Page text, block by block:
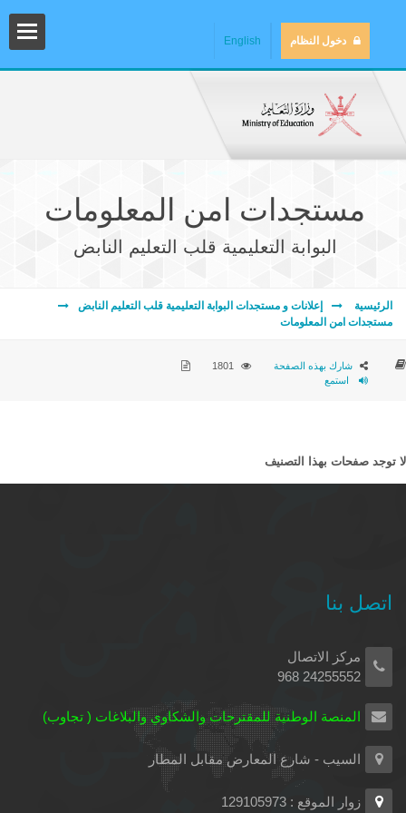
دخول النظام English
مستجدات امن المعلومات
البوابة التعليمية قلب التعليم النابض
الرئيسية
إعلانات و مستجدات البوابة التعليمية قلب التعليم النابض
مستجدات امن المعلومات
شارك بهذه الصفحة
1801
استمع
لا توجد صفحات بهذا التصنيف
اتصل بنا
مركز الاتصال
24255552 968
المنصة الوطنية للمقترحات والشكاوي والبلاغات ( تجاوب)
السيب - شارع المعارض مقابل المطار
زوار الموقع : 129105973